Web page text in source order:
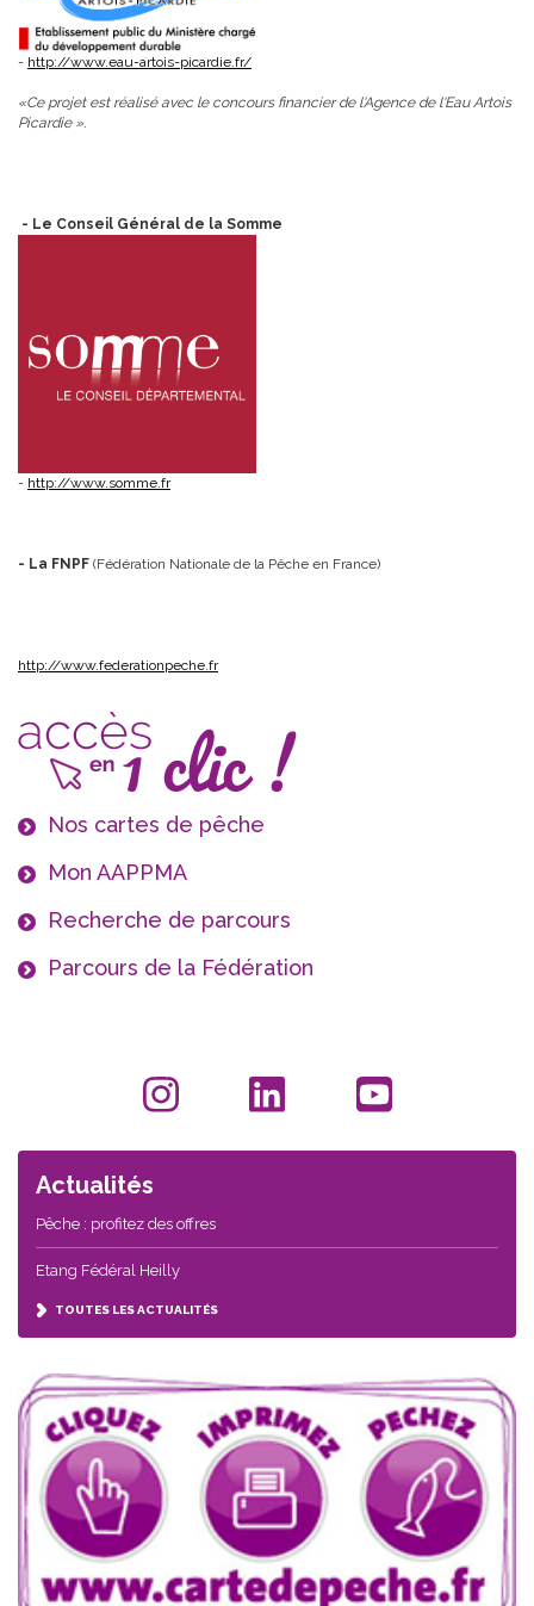
- http://www.eau-artois-picardie.fr/
«Ce projet est réalisé avec le concours financier de l'Agence de l'Eau Artois
Picardie ».
- Le Conseil Général de la Somme
- http://www.somme.fr
- La FNPF (Fédération Nationale de la Pêche en France)
http://www.federationpeche.fr
Nos cartes de pêche
Mon AAPPMA
Recherche de parcours
Parcours de la Fédération
Actualités
Pêche : profitez des offres
Etang Fédéral Heilly
TOUTES LES ACTUALITÉS